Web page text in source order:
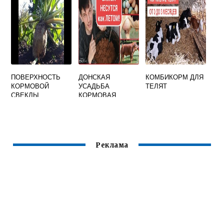
ПОВЕРХНОСТЬ
КОРМОВОЙ
СВЕКЛЫ
ДОНСКАЯ
УСАДЬБА
КОРМОВАЯ
КОМБИКОРМ ДЛЯ
ТЕЛЯТ
Реклама